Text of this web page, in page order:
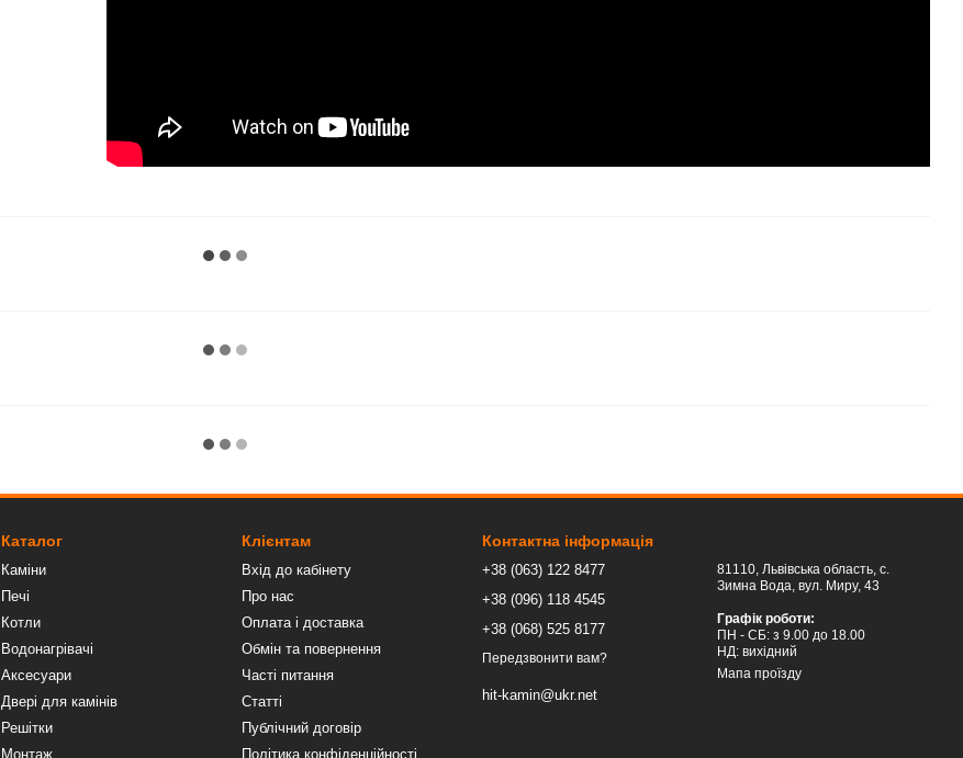
Каталог
Каміни
Печі
Котли
Водонагрівачі
Аксесуари
Двері для камінів
Решітки
Монтаж
Клієнтам
Вхід до кабінету
Про нас
Оплата і доставка
Обмін та повернення
Часті питання
Статті
Публічний договір
Політика конфіденційності
Контактна інформація
+38 (063) 122 8477
+38 (096) 118 4545
+38 (068) 525 8177
Передзвонити вам?
hit-kamin@ukr.net
81110, Львівська область, c.
Зимна Вода, вул. Миру, 43
Графік роботи:
ПН - СБ: з 9.00 до 18.00
НД: вихідний
Мапа проїзду